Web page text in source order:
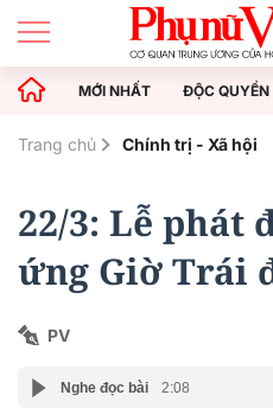
MỚI NHẤT ĐỘC QUYỀN
Trang chủ Chính trị - Xã hội
22/3: Lễ phát
ứng Giờ Trái
PV
Nghe đọc bài 2:08